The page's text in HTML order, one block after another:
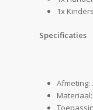
1x
Specificaties
Afmeting: